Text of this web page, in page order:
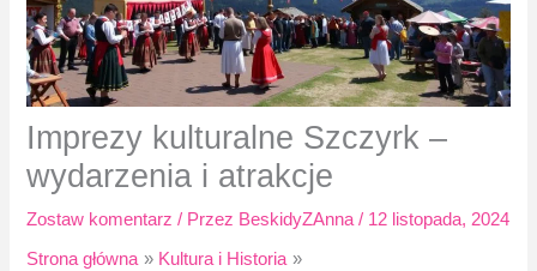
Imprezy kulturalne Szczyrk –
wydarzenia i atrakcje
Zostaw komentarz / Przez BeskidyZAnna/ 12 listopada, 2024
Strona główna
Kultura i Historia